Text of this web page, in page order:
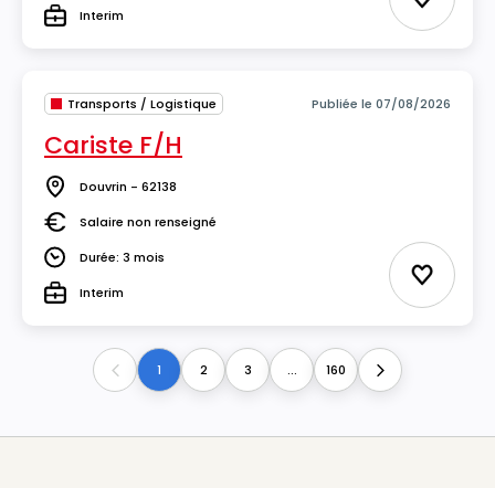
TypeInterim Ajouter
Transports / Logistique Publiée le 07/08/2026
Cariste F/H
Lieu Douvrin - 62138
SalaireSalaire non renseigné
DuréeDurée: 3 mois
TypeInterim Ajouter
Previous1 2 3 ... 160 Next